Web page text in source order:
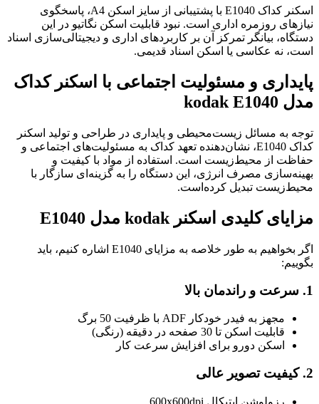
اسکنر کداک E1040 با پشتیبانی از سایز اسکن A4، پاسخگوی
نیازهای روزمره اداری است. نبود قابلیت اسکن نگاتیو در این
دستگاه، بیانگر تمرکز آن بر کاربردهای اداری و دیجیتالی‌سازی اسناد
است، نه عکاسی یا اسکن اسناد قدیمی.
پایداری و مسئولیت اجتماعی با اسکنر کداک
مدل kodak E1040
توجه به مسائل زیست‌محیطی و پایداری در طراحی و تولید اسکنر
کداک E1040، نشان‌دهنده تعهد کداک به مسئولیت‌های اجتماعی و
حفاظت از محیط‌زیست است. استفاده از مواد با کیفیت و
بهینه‌سازی مصرف انرژی، این دستگاه را به گزینه‌ای سازگار با
محیط‌زیست تبدیل کرده‌است.
مزایای کلیدی اسکنر kodak مدل E1040
اگر بخواهیم به طور خلاصه به مزایای E1040 اشاره کنیم، باید
بگوییم:
1. سرعت و راندمان بالا
مجهز به فیدر خودکار ADF با ظرفیت 50 برگ
قابلیت اسکن تا 30 صفحه در دقیقه (رنگی)
اسکن دورو برای افزایش سرعت کار
2. کیفیت تصویر عالی
رزولوشن اپتیکال 600x600dpi